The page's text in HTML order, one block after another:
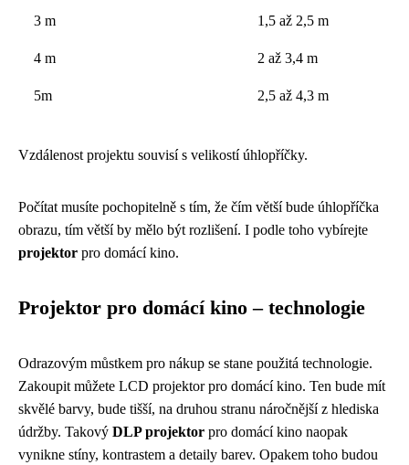
3 m 1,5 až 2,5 m
4 m 2 až 3,4 m
5m 2,5 až 4,3 m
Vzdálenost projektu souvisí s velikostí úhlopříčky.
Počítat musíte pochopitelně s tím, že čím větší bude úhlopříčka
obrazu, tím větší by mělo být rozlišení. I podle toho vybírejte
projektor pro domácí kino.
Projektor pro domácí kino – technologie
Odrazovým můstkem pro nákup se stane použitá technologie.
Zakoupit můžete LCD projektor pro domácí kino. Ten bude mít
skvělé barvy, bude tišší, na druhou stranu náročnější z hlediska
údržby. Takový DLP projektor pro domácí kino naopak
vynikne stíny, kontrastem a detaily barev. Opakem toho budou